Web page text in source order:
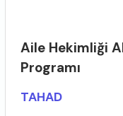
Aile Hekimliği
Programı
TAHAD